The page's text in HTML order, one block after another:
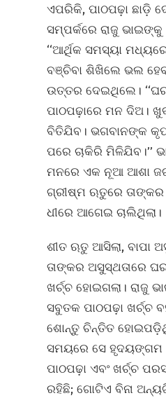
ଏପରିକି, ପାଠପଢ଼ା ଛାଡ଼ି
ସମ୍ପର୍କରେ ରାଜୁ
‘‘ଆର୍ଥିକ ସମସ୍ୟା
ବଞ୍ଚିବା ଶିଖିଲେ ଭଲ
ଉତ୍ତର ଦେଇଥିଲେ।
ପାଠପଢ଼ାରେ ମନ ଦିଅ।
ବିତିଯିବ। ଭଗବାନଙ୍କ
ପରେ ଚାକିରି ମିଳିଯିବ।’’
ମନରେ ଏକ ନୂଆ ଆଶା
ଗ୍ରୀଷ୍ମ ଋତୁରେ ତାଙ୍କର
ଧୀରେ ଆଗେଇ ଚାଲିଥିଲା।
ଶୀତ ଋତୁ ଆସିଲା, ବାପା
ତାଙ୍କର ଅସୁସ୍ଥତାରେ
ଖର୍ଚ୍ଚ ହୋଇଗଲା। ରାଜୁ
ସବୁତକ ପାଠପଢ଼ା ଖର୍ଚ୍ଚ
ଶୋନ୍ତୁ ଚିନ୍ତିତ
ସମୟରେ ସେ ହୃଦୟଙ୍ଗମ
ପାଠପଢ଼ା ଏବଂ ଖର୍ଚ୍ଚ
ରହିଛି; ଗୋଟିଏ ବିନା